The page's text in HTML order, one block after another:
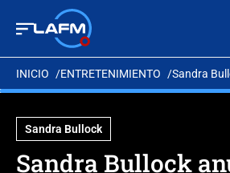
INICIO ENTRETENIMIENTO Sandra
Sandra Bullock
Sandra Bullock